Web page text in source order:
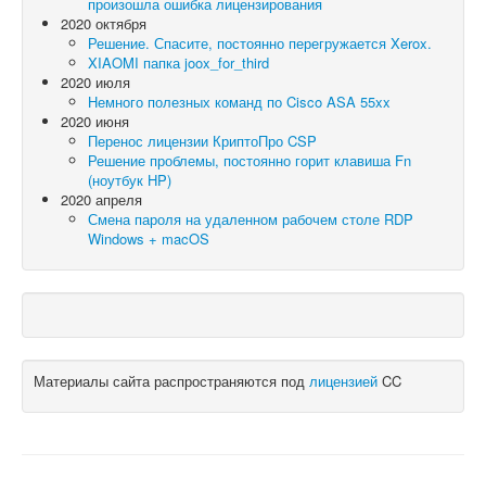
2020 октября
Решение. Спасите, постоянно перегружается Xerox.
XIAOMI папка joox_for_third
2020 июля
Немного полезных команд по Cisco ASA 55xx
2020 июня
Перенос лицензии КриптоПро CSP
Решение проблемы, постоянно горит клавиша Fn
(ноутбук HP)
2020 апреля
Смена пароля на удаленном рабочем столе RDP
Windows + macOS
Материалы сайта распространяются под лицензией CC